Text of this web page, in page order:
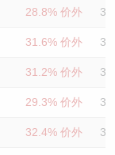
28.8% 价外
31.6% 价外
31.2% 价外
29.3% 价外
32.4% 价外